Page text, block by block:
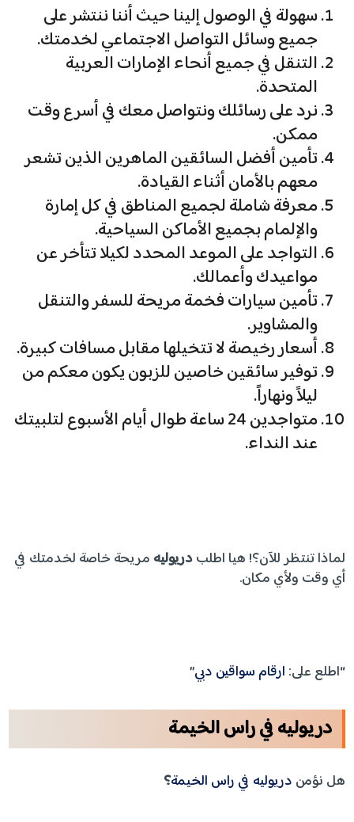
سهولة في الوصول إلينا حيث أننا ننتشر على
جميع وسائل التواصل الاجتماعي لخدمتك.
التنقل في جميع أنحاء الإمارات العربية
المتحدة.
نرد على رسائلك ونتواصل معك في أسرع وقت
ممكن.
تأمين أفضل السائقين الماهرين الذين تشعر
معهم بالأمان أثناء القيادة.
معرفة شاملة لجميع المناطق في كل إمارة
والإلمام بجميع الأماكن السياحية.
التواجد على الموعد المحدد لكيلا تتأخر عن
مواعيدك وأعمالك.
تأمين سيارات فخمة مريحة للسفر والتنقل
والمشاوير.
أسعار رخيصة لا تتخيلها مقابل مسافات كبيرة.
توفير سائقين خاصين للزبون يكون معكم من
ليلاً ونهاراً.
متواجدين 24 ساعة طوال أيام الأسبوع لتلبيتك
عند النداء.
لماذا تنتظر للآن؟! هيا اطلبدريوليه مريحة خاصة لخدمتك في
أي وقت ولأي مكان.
“اطلع على: ارقام سواقين دبي”
دريوليه في راس الخيمة
هل نؤمن دريوليه في راس الخيمة؟